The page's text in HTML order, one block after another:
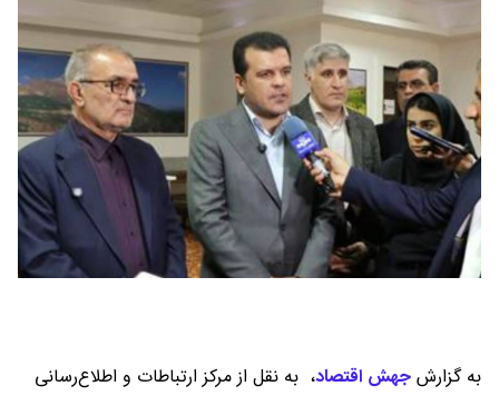
به گزارشجهش اقتصاد، به نقل از مرکز ارتباطات و اطلاع‌رسانی